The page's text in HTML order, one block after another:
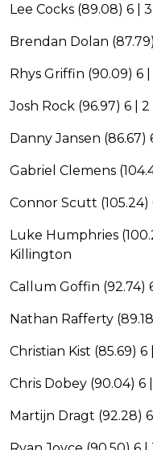
Lee Cocks (89.08) 6 |
Brendan Dolan
Rhys Griffin (90.09) 6
Josh Rock (96.97) 6 |
Danny Jansen (86.67)
Gabriel Clemens
Connor Scutt
Luke Humphries
Killington
Callum Goffin (92.74)
Nathan Rafferty
Christian Kist (85.69)
Chris Dobey (90.04) 6
Martijn Dragt (92.28)